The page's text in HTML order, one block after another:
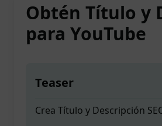
Obtén Título y
para YouTube
Teaser
Crea Título y Descripción